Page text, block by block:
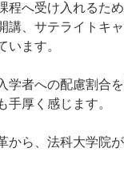
へ受け入れるた
講、サテライトキ
います。
学者への配慮割合
手厚く感じます。
から、法科大学院